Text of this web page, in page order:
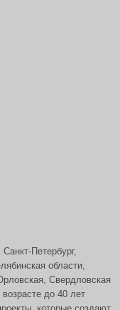
Петербург,
области,
Свердловская
до 40 лет